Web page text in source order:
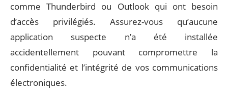
comme Thunderbird ou Outlook qui ont besoin
d’accès privilégiés. Assurez-vous qu’aucune
application suspecte n’a été installée
accidentellement pouvant compromettre la
confidentialité et l’intégrité de vos communications
électroniques.